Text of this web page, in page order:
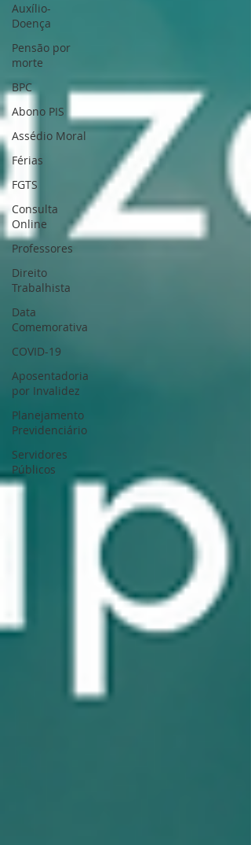
Auxílio-
Doença
Pensão por
morte
BPC
Abono PIS
Assédio Moral
Férias
FGTS
Consulta
Online
Professores
Direito
Trabalhista
Data
Comemorativa
COVID-19
Aposentadoria
por Invalidez
Planejamento
Previdenciário
Servidores
Públicos